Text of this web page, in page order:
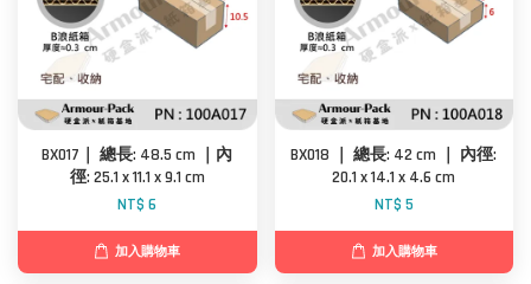
BX017｜ 總長: 48.5 cm ｜內
徑: 25.1 x 11.1 x 9.1 cm
NT$ 6
加入購物車
BX018 ｜ 總長: 42 cm ｜ 內徑:
20.1 x 14.1 x 4.6 cm
NT$ 5
加入購物車